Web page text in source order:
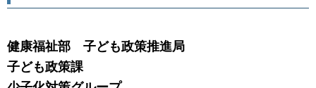
健康福祉部 子ども政策推進局
子ども政策課